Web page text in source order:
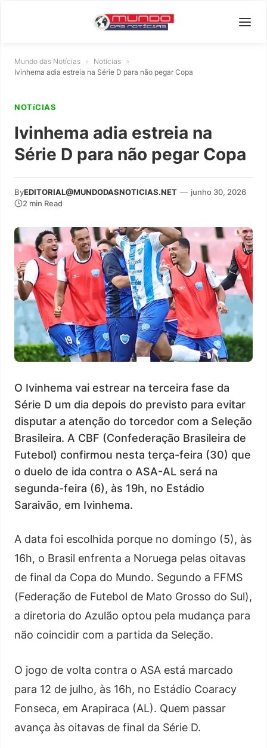
Mundo das Notícias » Notícias »
Ivinhema adia estreia na Série D para não pegar Copa
NOTíCIAS
Ivinhema adia estreia na
Série D para não pegar Copa
ByEDITORIAL@MUNDODASNOTICIAS.NET — junho 30, 2026
2 min Read
O Ivinhema vai estrear na terceira fase da
Série D um dia depois do previsto para evitar
disputar a atenção do torcedor com a Seleção
Brasileira. A CBF (Confederação Brasileira de
Futebol) confirmou nesta terça-feira (30) que
o duelo de ida contra o ASA-AL será na
segunda-feira (6), às 19h, no Estádio
Saraivão, em Ivinhema.
A data foi escolhida porque no domingo (5), às
16h, o Brasil enfrenta a Noruega pelas oitavas
de final da Copa do Mundo. Segundo a FFMS
(Federação de Futebol de Mato Grosso do Sul),
a diretoria do Azulão optou pela mudança para
não coincidir com a partida da Seleção.
O jogo de volta contra o ASA está marcado
para 12 de julho, às 16h, no Estádio Coaracy
Fonseca, em Arapiraca (AL). Quem passar
avança às oitavas de final da Série D.